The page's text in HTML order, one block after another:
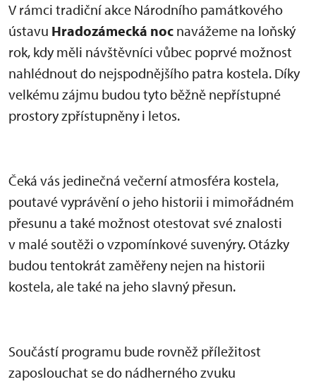
V rámci tradiční akce Národního památkového
ústavu Hradozámecká noc navážeme na loňský
rok, kdy měli návštěvníci vůbec poprvé možnost
nahlédnout do nejspodnějšího patra kostela. Díky
velkému zájmu budou tyto běžně nepřístupné
prostory zpřístupněny i letos.
Čeká vás jedinečná večerní atmosféra kostela,
poutavé vyprávění o jeho historii i mimořádném
přesunu a také možnost otestovat své znalosti
v malé soutěži o vzpomínkové suvenýry. Otázky
budou tentokrát zaměřeny nejen na historii
kostela, ale také na jeho slavný přesun.
Součástí programu bude rovněž příležitost
zaposlouchat se do nádherného zvuku